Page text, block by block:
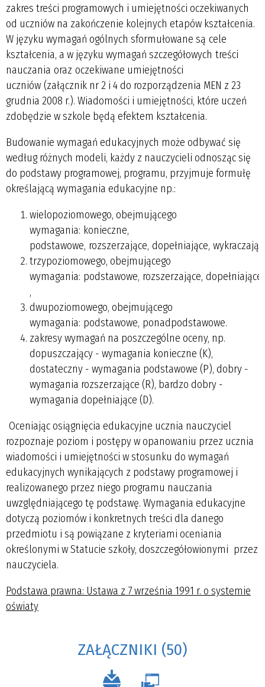
zakres treści programowych i umiejętności oczekiwanych
od uczniów na zakończenie kolejnych etapów kształcenia.
W języku wymagań ogólnych sformułowane są cele
kształcenia, a w języku wymagań szczegółowych treści
nauczania oraz oczekiwane umiejętności
uczniów (załącznik nr 2 i 4 do rozporządzenia MEN z 23
grudnia 2008 r.). Wiadomości i umiejętności, które uczeń
zdobędzie w szkole będą efektem kształcenia.
Budowanie wymagań edukacyjnych może odbywać się
według różnych modeli, każdy z nauczycieli odnosząc się
do podstawy programowej, programu, przyjmuje formułę
określającą wymagania edukacyjne np.:
wielopoziomowego, obejmującego
wymagania: konieczne,
podstawowe, rozszerzające, dopełniające,
trzypoziomowego, obejmującego
wymagania: podstawowe, rozszerzające, dopełniające
,
dwupoziomowego, obejmującego
wymagania: podstawowe, ponadpodstawowe.
zakresy wymagań na poszczególne oceny, np.
dopuszczający - wymagania konieczne (K),
dostateczny - wymagania podstawowe (P), dobry -
wymagania rozszerzające (R), bardzo dobry -
wymagania dopełniające (D).
Oceniając osiągnięcia edukacyjne ucznia nauczyciel
rozpoznaje poziom i postępy w opanowaniu przez ucznia
wiadomości i umiejętności w stosunku do wymagań
edukacyjnych wynikających z podstawy programowej i
realizowanego przez niego programu nauczania
uwzględniającego tę podstawę. Wymagania edukacyjne
dotyczą poziomów i konkretnych treści dla danego
przedmiotu i są powiązane z kryteriami oceniania
określonymi w Statucie szkoły, doszczegółowionymi przez
nauczyciela.
Podstawa prawna: Ustawa z 7 września 1991 r. o systemie
oświaty
ZAŁĄCZNIKI (50)